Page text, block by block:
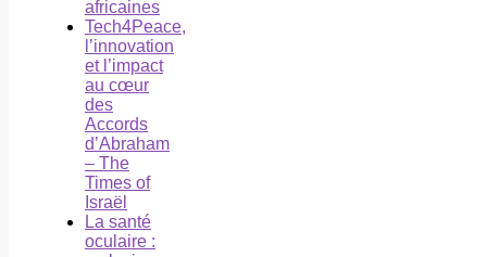
africaines
Tech4Peace,
l’innovation
et l’impact
au cœur
des
Accords
d’Abraham
– The
Times of
Israël
La santé
oculaire :